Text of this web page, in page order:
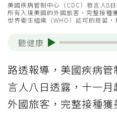
美國疾病管制中心（CDC）發言人8
所有入境美國的外國旅客，完整接種
世界衛生組織（WHO）認可的疫苗
聽健康
路透報導，美國疾病
言人八日透露，十一
外國旅客，完整接種